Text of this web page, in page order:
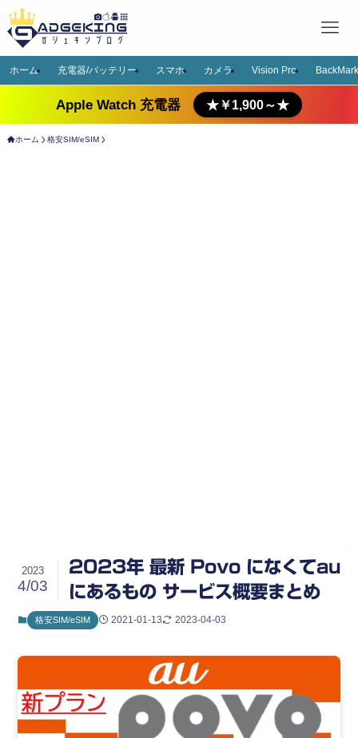
ホーム 充電器/バッテリー スマホ カメラ Vision Pro
Apple Watch 充電器 ★￥1,900～★
ホーム 格安SIM/eSIM
2023年 最新 Povo になくてau
にあるもの サービス概要まとめ
2023
4/03
格安SIM/eSIM 2021-01-13 2023-04-03